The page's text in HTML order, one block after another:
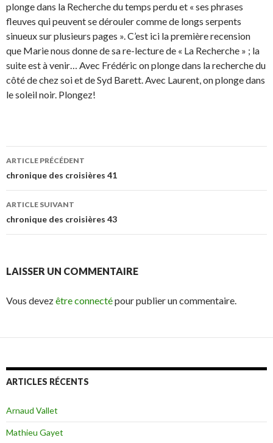
plonge dans la Recherche du temps perdu et « ses phrases
fleuves qui peuvent se dérouler comme de longs serpents
sinueux sur plusieurs pages ». C’est ici la première recension
que Marie nous donne de sa re-lecture de « La Recherche » ; la
suite est à venir… Avec Frédéric on plonge dans la recherche du
côté de chez soi et de Syd Barett. Avec Laurent, on plonge dans
le soleil noir. Plongez!
Navigation
des
articles
ARTICLE PRÉCÉDENT
chronique des croisières 41
ARTICLE SUIVANT
chronique des croisières 43
LAISSER UN COMMENTAIRE
Vous devezêtre connectépour publier un commentaire.
ARTICLES RÉCENTS
Arnaud Vallet
Mathieu Gayet